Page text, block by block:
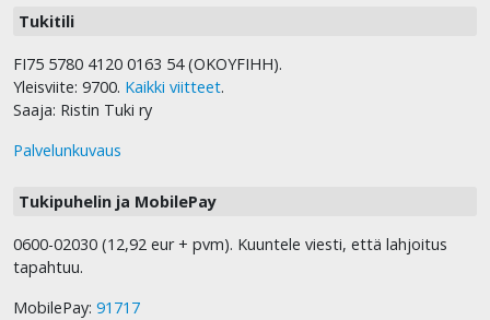
Tukitili
FI75 5780 4120 0163 54 (OKOYFIHH).
Yleisviite: 9700. Kaikki viitteet.
Saaja: Ristin Tuki ry
Palvelunkuvaus
Tukipuhelin ja MobilePay
0600-02030 (12,92 eur + pvm). Kuuntele viesti, että lahjoitus
tapahtuu.
MobilePay: 91717